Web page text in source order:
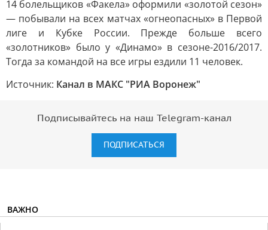
14 болельщиков «Факела» оформили «золотой сезон»
— побывали на всех матчах «огнеопасных» в Первой
лиге и Кубке России. Прежде больше всего
«золотников» было у «Динамо» в сезоне-2016/2017.
Тогда за командой на все игры ездили 11 человек.
Источник: Канал в МАКС "РИА Воронеж"
Подписывайтесь на наш Telegram-канал
ПОДПИСАТЬСЯ
ВАЖНО